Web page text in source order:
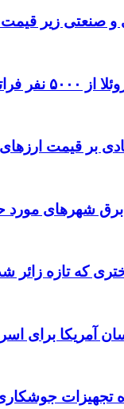
و صنعتی زیر قیمت
رفت
بر قیمت
شهرهای مورد
که تازه
آمریکا برای
تجهیزات